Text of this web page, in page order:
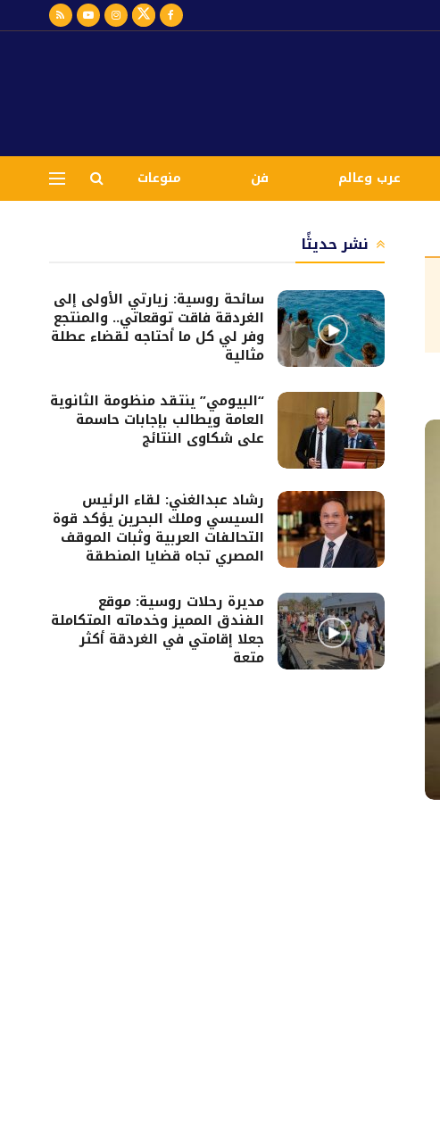
عرب وعالم فن منوعات
نشر حديثًا
سائحة روسية: زيارتي الأولى إلى
الغردقة فاقت توقعاتي.. والمنتجع
وفر لي كل ما أحتاجه لقضاء عطلة
مثالية
“البيومي” ينتقد منظومة الثانوية
العامة ويطالب بإجابات حاسمة
على شكاوى النتائج
رشاد عبدالغني: لقاء الرئيس
السيسي وملك البحرين يؤكد قوة
التحالفات العربية وثبات الموقف
المصري تجاه قضايا المنطقة
مديرة رحلات روسية: موقع
الفندق المميز وخدماته المتكاملة
جعلا إقامتي في الغردقة أكثر
متعة